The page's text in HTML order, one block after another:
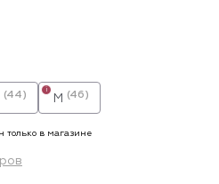
(44) M (46)
i
только в магазине